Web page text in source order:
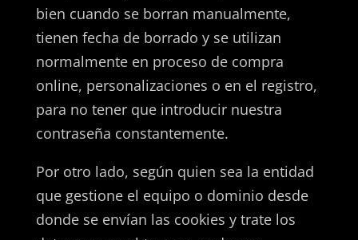
bien cuando se borran manualmente,
tienen fecha de borrado y se utilizan
normalmente en proceso de compra
online, personalizaciones o en el registro,
para no tener que introducir nuestra
contraseña constantemente.
Por otro lado, según quien sea la entidad
que gestione el equipo o dominio desde
donde se envían las cookies y trate los